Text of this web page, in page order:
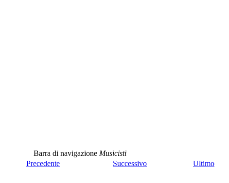
Barra di navigazione Musicisti
Precedente Successivo Ultimo